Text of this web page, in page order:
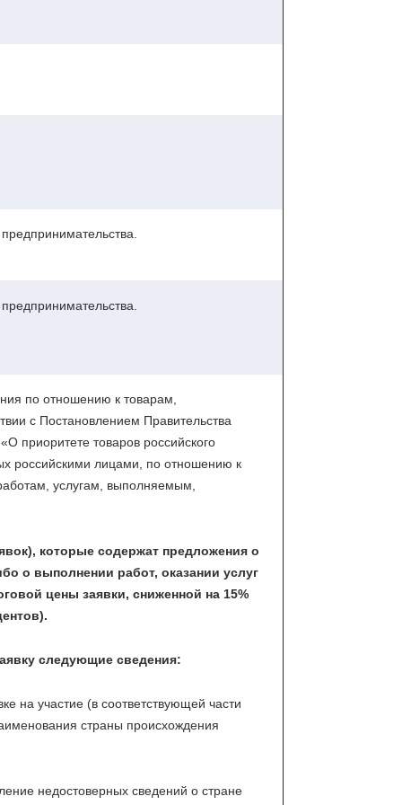
по отношению к товарам,
с Постановлением Правительства
приоритете товаров российского
российскими лицами, по отношению к
услугам, выполняемым,
которые содержат предложения о
о выполнении работ, оказании услуг
цены заявки, сниженной на 15%
следующие сведения:
на участие (в соответствующей части
страны происхождения
недостоверных сведений о стране